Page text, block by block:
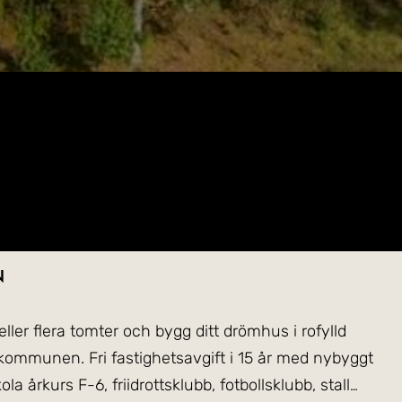
flera tomter och bygg ditt drömhus i rofylld
Fri fastighetsavgift i 15 år med nybyggt
årkurs F-6, friidrottsklubb, fotbollsklubb, stall